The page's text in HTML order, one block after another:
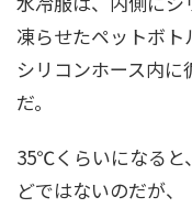
凍らせたペットボ
シリコンホース内
だ。
35℃くらいになると
どではないのだが、